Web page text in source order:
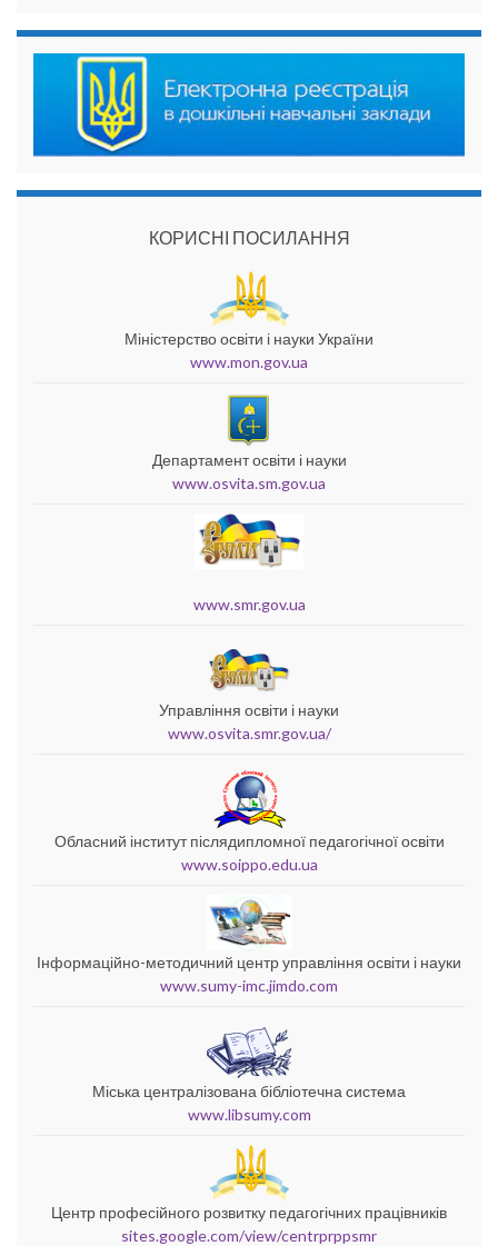
КОРИСНІ ПОСИЛАННЯ
Міністерство освіти і науки України
www.mon.gov.ua
Департамент освіти і науки
www.osvita.sm.gov.ua
www.smr.gov.ua
Управління освіти і науки
www.osvita.smr.gov.ua/
Обласний інститут післядипломної педагогічної освіти
www.soippo.edu.ua
Інформаційно-методичний центр управління освіти і науки
www.sumy-imc.jimdo.com
Міська централізована бібліотечна система
www.libsumy.com
Центр професійного розвитку педагогічних працівників
sites.google.com/view/centrprppsmr